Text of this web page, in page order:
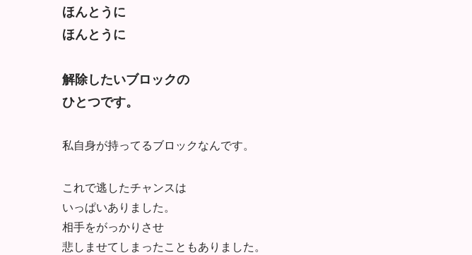
ほんとうに
ほんとうに
解除したいブロックの
ひとつです。
私自身が持ってるブロックなんです。
これで逃したチャンスは
いっぱいありました。
相手をがっかりさせ
悲しませてしまったこともありました。